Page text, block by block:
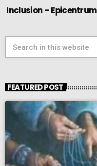
Inclusion – Epicentrum
FEATURED POST